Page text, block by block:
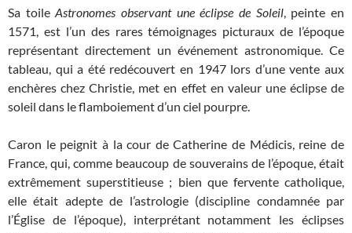
Sa toileAstronomes observant une éclipse de Soleil, peinte en
1571, est l’un des rares témoignages picturaux de l’époque
représentant directement un événement astronomique. Ce
tableau, qui a été redécouvert en 1947 lors d’une vente aux
enchères chez Christie, met en effet en valeur une éclipse de
soleil dans le flamboiement d’un ciel pourpre.
Caron le peignit à la cour de Catherine de Médicis, reine de
France, qui, comme beaucoup de souverains de l’époque, était
extrêmement superstitieuse ; bien que fervente catholique,
elle était adepte de l’astrologie (discipline condamnée par
l’Église de l’époque), interprétant notamment les éclipses